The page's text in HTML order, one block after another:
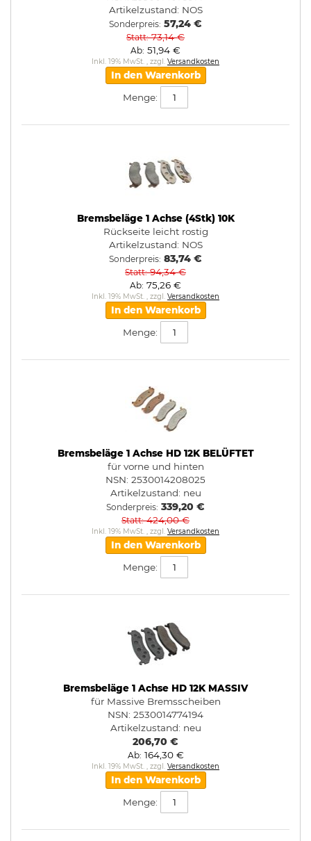
Artikelzustand: NOS
Sonderpreis 57,24 €
Statt 73,14 €
Ab 51,94 €
Inkl. 19% MwSt. , zzgl. Versandkosten
In den Warenkorb
Menge:
Bremsbeläge 1 Achse (4Stk) 10K
Rückseite leicht rostig
Artikelzustand: NOS
Sonderpreis 83,74 €
Statt 94,34 €
Ab 75,26 €
Inkl. 19% MwSt. , zzgl. Versandkosten
In den Warenkorb
Menge:
Bremsbeläge 1 Achse HD 12K BELÜFTET
für vorne und hinten
NSN: 2530014208025
Artikelzustand: neu
Sonderpreis 339,20 €
Statt 424,00 €
Inkl. 19% MwSt. , zzgl. Versandkosten
In den Warenkorb
Menge:
Bremsbeläge 1 Achse HD 12K MASSIV
für Massive Bremsscheiben
NSN: 2530014774194
Artikelzustand: neu
206,70 €
Ab 164,30 €
Inkl. 19% MwSt. , zzgl. Versandkosten
In den Warenkorb
Menge: